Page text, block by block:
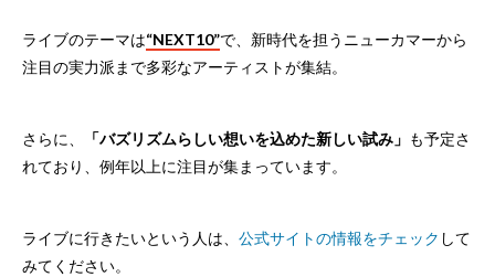
ライブのテーマは“NEXT10”で、新時代を担うニューカマーから
注目の実力派まで多彩なアーティストが集結。
さらに、 「バズリズムらしい想いを込めた新しい試み」 も予定さ
れており、例年以上に注目が集まっています。
ライブに行きたいという人は、 公式サイトの情報をチェック して
みてください。